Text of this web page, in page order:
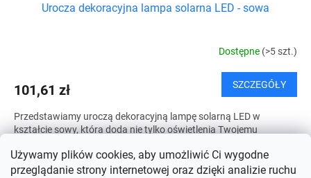
Używamy plików cookies, aby umożliwić Ci wygodne
przeglądanie strony internetowej oraz dzięki analizie ruchu
Urocza dekoracyjna lampa solarna LED - sowa
Dostępne (>5 szt.)
101,61 zł SZCZEGÓŁY
Przedstawiamy uroczą dekoracyjną lampę solarną LED w
kształcie sowy, która doda nie tylko oświetlenia Twojemu